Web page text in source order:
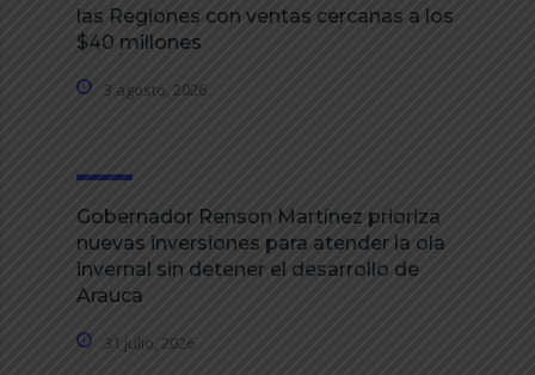
las Regiones con ventas cercanas a los
$40 millones
3 agosto, 2026
Gobernador Renson Martínez prioriza
nuevas inversiones para atender la ola
invernal sin detener el desarrollo de
Arauca
31 julio, 2026